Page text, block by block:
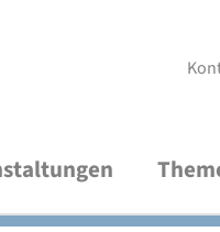
Bildung